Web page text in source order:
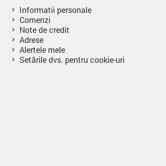
Informatii personale
Comenzi
Note de credit
Adrese
Alertele mele
Setările dvs. pentru cookie-uri